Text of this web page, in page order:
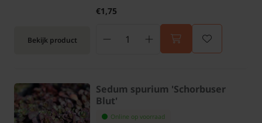
Bekijk product
€1,75
Sedum spurium 'Schorbuser
Blut'
Online op voorraad